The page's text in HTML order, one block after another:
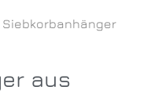
Siebkorbanhänger
aus